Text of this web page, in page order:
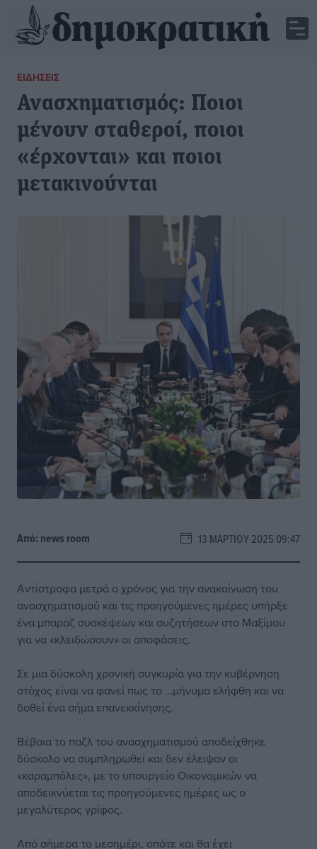
ΕΙΔΉΣΕΙΣ
Ανασχηματισμός: Ποιοι
μένουν σταθεροί, ποιοι
«έρχονται» και ποιοι
μετακινούνται
Από: news room 13 ΜΑΡΤΊΟΥ 2025 09:47
Αντίστροφα μετρά ο χρόνος για την ανακοίνωση του
ανασχηματισμού και τις προηγούμενες ημέρες υπήρξε
ένα μπαράζ συσκέψεων και συζητήσεων στο Μαξίμου
για να «κλειδώσουν» οι αποφάσεις.
Σε μια δύσκολη χρονική συγκυρία για την κυβέρνηση
στόχος είναι να φανεί πως το …μήνυμα ελήφθη και να
δοθεί ένα σήμα επανεκκίνησης.
Βέβαια το παζλ του ανασχηματισμού αποδείχθηκε
δύσκολο να συμπληρωθεί και δεν έλειψαν οι
«καραμπόλες», με το υπουργείο Οικονομικών να
αποδεικνύεται τις προηγούμενες ημέρες ως ο
μεγαλύτερος γρίφος.
Από σήμερα το μεσημέρι, οπότε και θα έχει